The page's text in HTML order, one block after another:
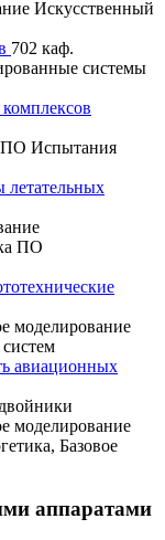
Искусственный
702 каф.
системы
ПО Испытания
ПО
моделирование
авиационных
моделирование
Базовое
аппаратами